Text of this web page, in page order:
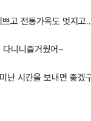
고 전통가옥도 멋지고
니니즐거웠어~
난 시간을 보내면 좋겠